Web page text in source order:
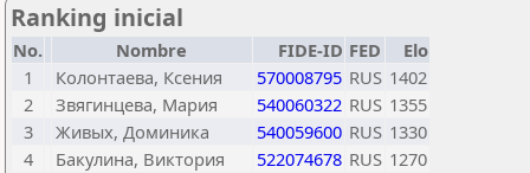
Ranking inicial
No. Nombre FIDE-ID FED
Elo
1
Колонтаева, Ксения 570008795 RUS 1402
2
Звягинцева, Мария 540060322 RUS 1355
3
Живых, Доминика 540059600 RUS 1330
4
Бакулина, Виктория 522074678 RUS 1270